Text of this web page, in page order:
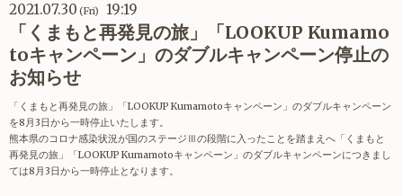
2021.07.30 (Fri) 19:19
「くまもと再発見の旅」「LOOKUP Kumamo
toキャンペーン」のダブルキャンペーン停止の
お知らせ
「くまもと再発見の旅」「LOOKUP Kumamotoキャンペーン」のダブルキャンペーン
を8月3日から一時停止いたします。
熊本県のコロナ感染状況が国のステージⅢの段階に入ったことを踏まえへ「くまもと
再発見の旅」「LOOKUP Kumamotoキャンペーン」のダブルキャンペーンにつきまし
ては8月3日から一時停止となります。